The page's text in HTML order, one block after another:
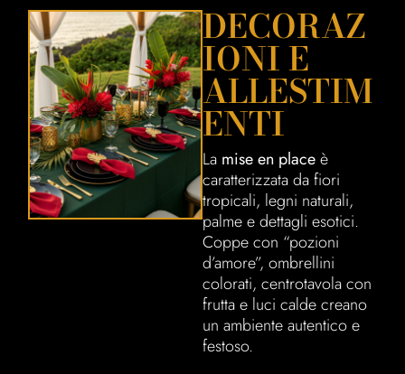
DECORAZ
IONI E
ALLESTIM
ENTI
La mise en placeè
caratterizzata da fiori
tropicali, legni naturali,
palme e dettagli esotici.
Coppe con “pozioni
d’amore”, ombrellini
colorati, centrotavola con
frutta e luci calde creano
un ambiente autentico e
festoso.